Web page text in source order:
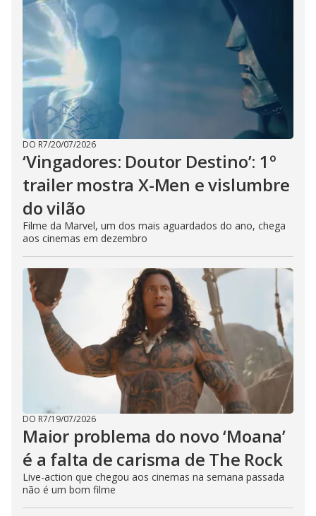
DO R7/20/07/2026
‘Vingadores: Doutor Destino’: 1º
trailer mostra X-Men e vislumbre
do vilão
Filme da Marvel, um dos mais aguardados do ano, chega
aos cinemas em dezembro
DO R7/19/07/2026
Maior problema do novo ‘Moana’
é a falta de carisma de The Rock
Live-action que chegou aos cinemas na semana passada
não é um bom filme